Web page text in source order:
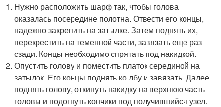
Нужно расположить шарф так, чтобы голова
оказалась посередине полотна. Отвести его концы,
надежно закрепить на затылке. Затем поднять их,
перекрестить на теменной части, завязать еще раз
сзади. Концы необходимо спрятать под накидкой.
Опустить голову и поместить платок серединой на
затылок. Его концы поднять ко лбу и завязать. Далее
поднять голову, откинуть накидку на верхнюю часть
головы и подогнуть кончики под получившийся узел.